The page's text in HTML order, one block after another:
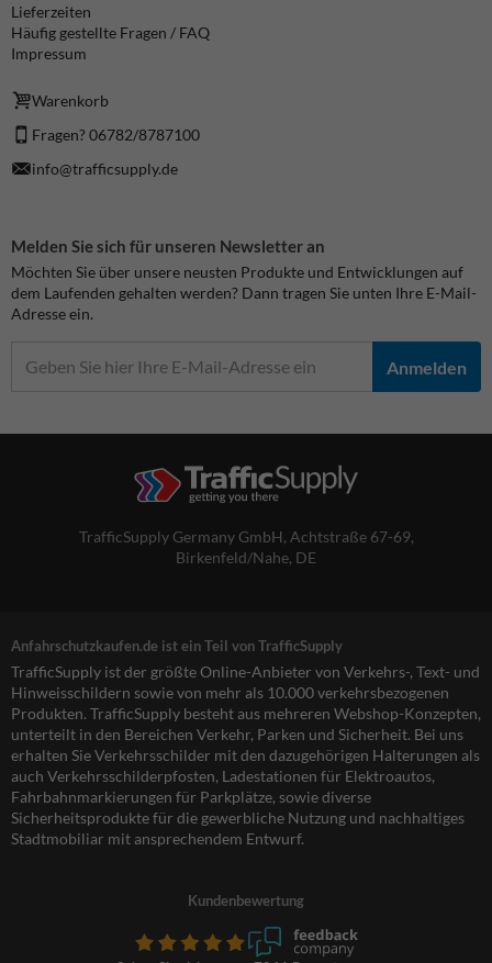
Lieferzeiten
Häufig gestellte Fragen / FAQ
Impressum
Warenkorb
Fragen? 06782/8787100
info@trafficsupply.de
Melden Sie sich für unseren Newsletter an
Möchten Sie über unsere neusten Produkte und Entwicklungen auf
dem Laufenden gehalten werden? Dann tragen Sie unten Ihre E-Mail-
Adresse ein.
Anmelden
TrafficSupply Germany GmbH, Achtstraße 67-69,
Birkenfeld/Nahe, DE
Anfahrschutzkaufen.de ist ein Teil von TrafficSupply
TrafficSupply ist der größte Online-Anbieter von Verkehrs-, Text- und
Hinweisschildern sowie von mehr als 10.000 verkehrsbezogenen
Produkten. TrafficSupply besteht aus mehreren Webshop-Konzepten,
unterteilt in den Bereichen Verkehr, Parken und Sicherheit. Bei uns
erhalten Sie Verkehrsschilder mit den dazugehörigen Halterungen als
auch Verkehrsschilderpfosten, Ladestationen für Elektroautos,
Fahrbahnmarkierungen für Parkplätze, sowie diverse
Sicherheitsprodukte für die gewerbliche Nutzung und nachhaltiges
Stadtmobiliar mit ansprechendem Entwurf.
Kundenbewertung